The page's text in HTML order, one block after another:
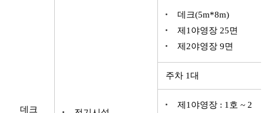
데크
데크(5m*8m)
제1야영장 25면
제2야영장 9면
주차 1대
제1야영장 : 1호 ~ 2